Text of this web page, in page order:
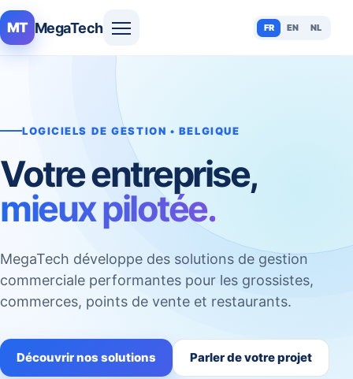
MT MegaTech FR EN NL
LOGICIELS DE GESTION • BELGIQUE
Votre entreprise,
mieux pilotée.
MegaTech développe des solutions de gestion
commerciale performantes pour les grossistes,
commerces, points de vente et restaurants.
Découvrir nos solutions Parler de votre projet